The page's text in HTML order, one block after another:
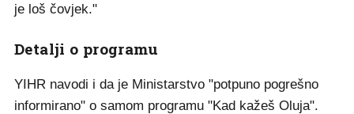
je loš čovjek."
Detalji o programu
YIHR navodi i da je Ministarstvo "potpuno pogrešno
informirano" o samom programu "Kad kažeš Oluja".